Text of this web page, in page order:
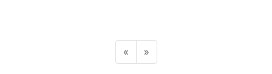
« »